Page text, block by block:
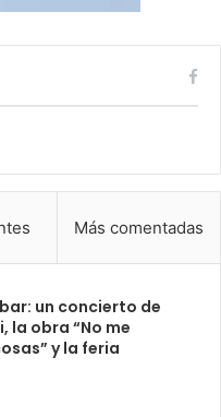
Más comentadas
un concierto de
la obra “No me
y la feria